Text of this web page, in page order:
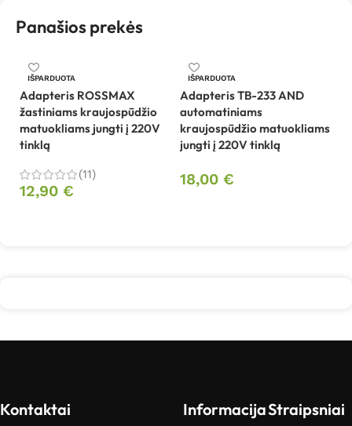
Panašios prekės
IŠPARDUOTA
Adapteris ROSSMAX
žastiniams kraujospūdžio
matuokliams jungti į 220V
tinklą
(11)
12,90 €
IŠPARDUOTA
Adapteris TB-233 AND
automatiniams
kraujospūdžio matuokliams
jungti į 220V tinklą
18,00 €
Kontaktai InformacijaStraipsniai